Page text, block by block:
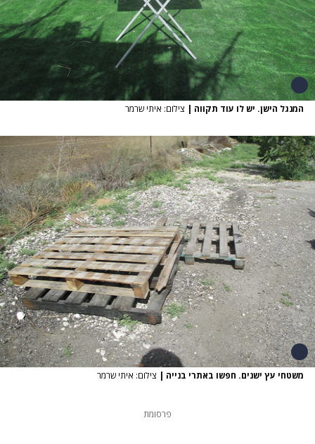
המנגל הישן. יש לו עוד תקווה | צילום: איתי שרמר
משטחי עץ ישנים. חפשו באתרי בנייה | צילום: איתי שרמר
פרסומת